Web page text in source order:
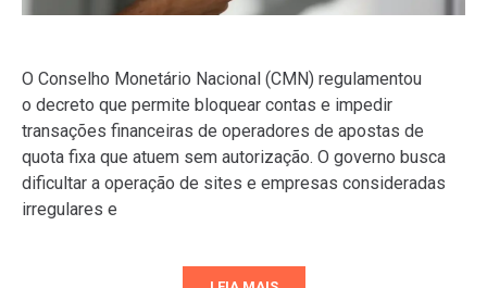
O Conselho Monetário Nacional (CMN) regulamentou
o decreto que permite bloquear contas e impedir
transações financeiras de operadores de apostas de
quota fixa que atuem sem autorização. O governo busca
dificultar a operação de sites e empresas consideradas
irregulares e